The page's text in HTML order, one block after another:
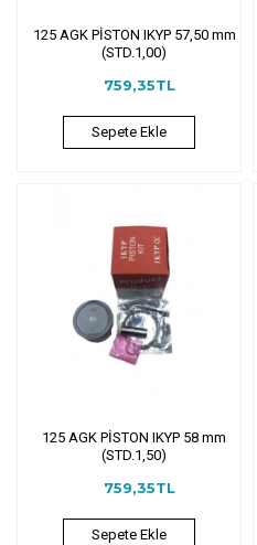
125 AGK PİSTON IKYP 57,50 mm
(STD.1,00)
759,35TL
Sepete Ekle
125 AGK PİSTON IKYP 58 mm
(STD.1,50)
759,35TL
Sepete Ekle